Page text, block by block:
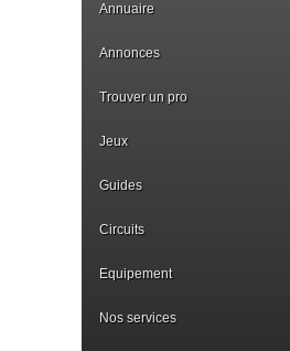
Annuaire
Annonces
Trouver un pro
Jeux
Guides
Circuits
Equipement
Nos services